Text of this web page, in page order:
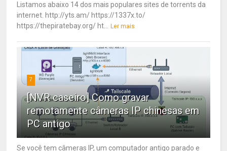
Listamos abaixo 14 dos mais populares sites de torrents da
internet. http://yts.am/ https://1337x.to/
https://thepiratebay.org/ ht...
Ler mais
7
[NVR caseiro] Como gravar
remotamente câmeras IP chinesas em
PC antigo
Se você tem câmeras IP, um computador antigo parado e